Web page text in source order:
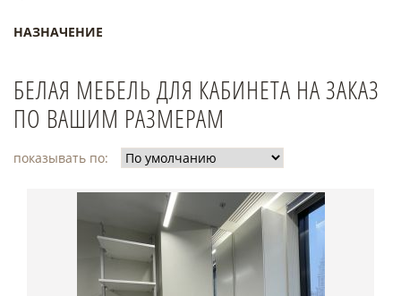
НАЗНАЧЕНИЕ
БЕЛАЯ МЕБЕЛЬ ДЛЯ КАБИНЕТА НА ЗАКАЗ
ПО ВАШИМ РАЗМЕРАМ
показывать по: